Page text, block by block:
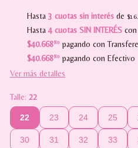
Hasta 3 cuotas sin interésde
Hasta4 cuotas SIN INTERÉScon
$40.66880pagando con
$40.66880pagando con Efectivo
Ver más detalles
Talle: 22
22 23 24 25
30 31 32 33